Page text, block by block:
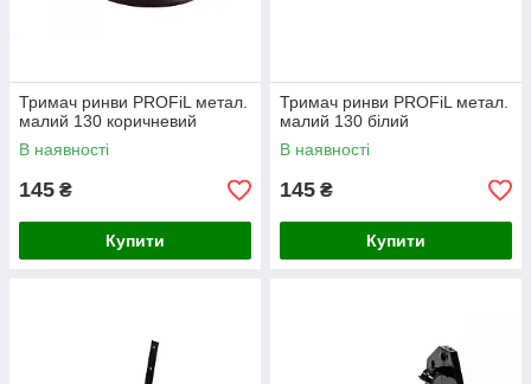
Тримач ринви PROFiL метал.
малий 130 коричневий
В наявності
145 ₴
Купити
Тримач ринви PROFiL метал.
малий 130 білий
В наявності
145 ₴
Купити